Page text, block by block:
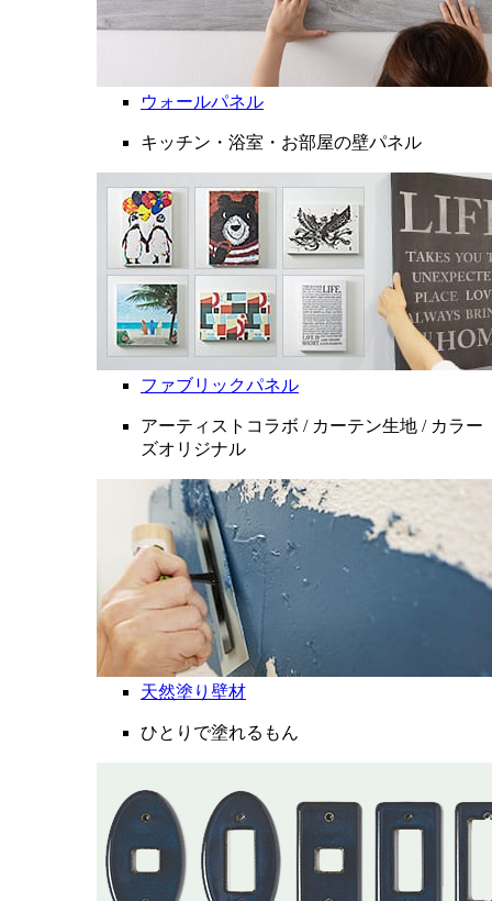
ウォールパネル
キッチン・浴室・お部屋の壁パネル
ファブリックパネル
アーティストコラボ / カーテン生地 / カラー
ズオリジナル
天然塗り壁材
ひとりで塗れるもん